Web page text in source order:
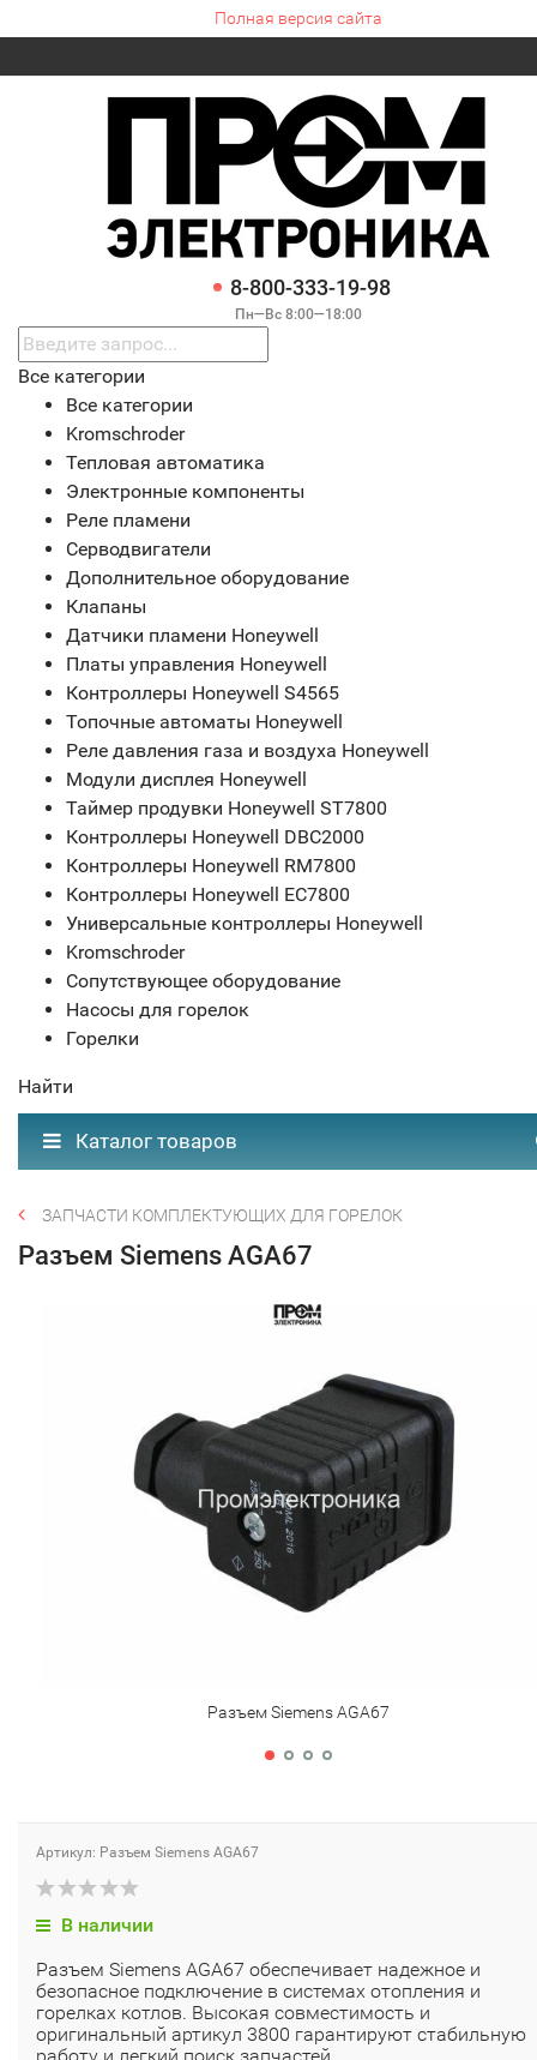
Полная версия сайта
8-800-333-19-98
Пн—Вс 8:00—18:00
Все категории
Все категории
Kromschroder
Тепловая автоматика
Электронные компоненты
Реле пламени
Серводвигатели
Дополнительное оборудование
Клапаны
Датчики пламени Honeywell
Платы управления Honeywell
Контроллеры Honeywell S4565
Топочные автоматы Honeywell
Реле давления газа и воздуха Honeywell
Модули дисплея Honeywell
Таймер продувки Honeywell ST7800
Контроллеры Honeywell DBC2000
Контроллеры Honeywell RM7800
Контроллеры Honeywell EC7800
Универсальные контроллеры Honeywell
Kromschroder
Сопутствующее оборудование
Насосы для горелок
Горелки
Найти
Каталог товаров
ЗАПЧАСТИ КОМПЛЕКТУЮЩИХ ДЛЯ ГОРЕЛОК
Разъем Siemens AGA67
Разъем Siemens AGA67
Артикул: Разъем Siemens AGA67
В наличии
Разъем Siemens AGA67 обеспечивает надежное и
безопасное подключение в системах отопления и
горелках котлов. Высокая совместимость и
оригинальный артикул 3800 гарантируют стабильную